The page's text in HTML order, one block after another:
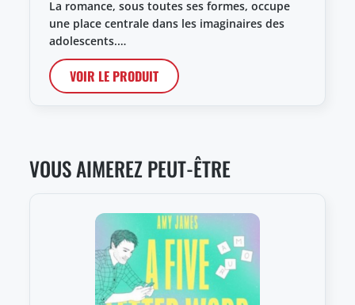
La romance, sous toutes ses formes, occupe
une place centrale dans les imaginaires des
adolescents.…
VOIR LE PRODUIT
VOUS AIMEREZ PEUT-ÊTRE